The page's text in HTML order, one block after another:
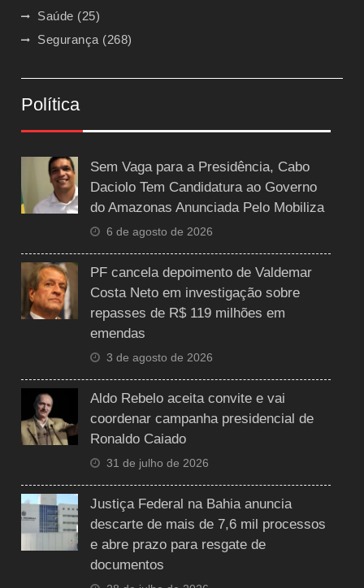
Saúde (25)
Segurança(268)
Política
Sem Vaga para a Presidência, Cabo
Daciolo Tem Candidatura ao Governo
do Amazonas Anunciada Pelo Mobiliza
6 de agosto de 2026
PF cancela depoimento de Valdemar
Costa Neto em investigação sobre
repasses de R$ 119 milhões em
emendas
3 de agosto de 2026
Aldo Rebelo aceita convite e vai
coordenar campanha presidencial de
Ronaldo Caiado
31 de julho de 2026
Justiça Federal na Bahia anuncia
descarte de mais de 7,6 mil processos
e abre prazo para resgate de
documentos